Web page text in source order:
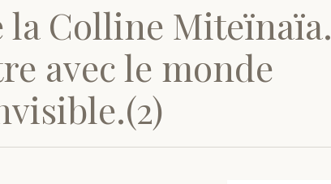
la Colline Miteïnaïa.
avec le monde